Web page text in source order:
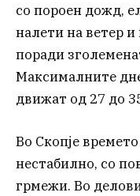
со пороен дожд,
налети на ветер и
поради
Максималните
движат од 27 до
Во Скопје
нестабилно, со
грмежи. Во